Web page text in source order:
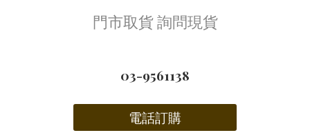
門市取貨 詢問現貨
03-9561138
電話訂購